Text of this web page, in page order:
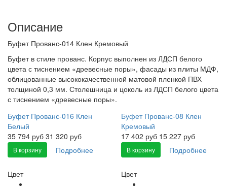
Описание
Буфет Прованс-014 Клен Кремовый
Буфет в стиле прованс. Корпус выполнен из ЛДСП белого
цвета с тиснением «древесные поры», фасады из плиты МДФ,
облицованные высококачественной матовой пленкой ПВХ
толщиной 0,3 мм. Столешница и цоколь из ЛДСП белого цвета
с тиснением «древесные поры».
Буфет Прованс-016 Клен
Белый
35 794 руб 31 320 руб
В корзину Подробнее
Цвет
Буфет Прованс-08 Клен
Кремовый
17 402 руб 15 227 руб
В корзину Подробнее
Цвет